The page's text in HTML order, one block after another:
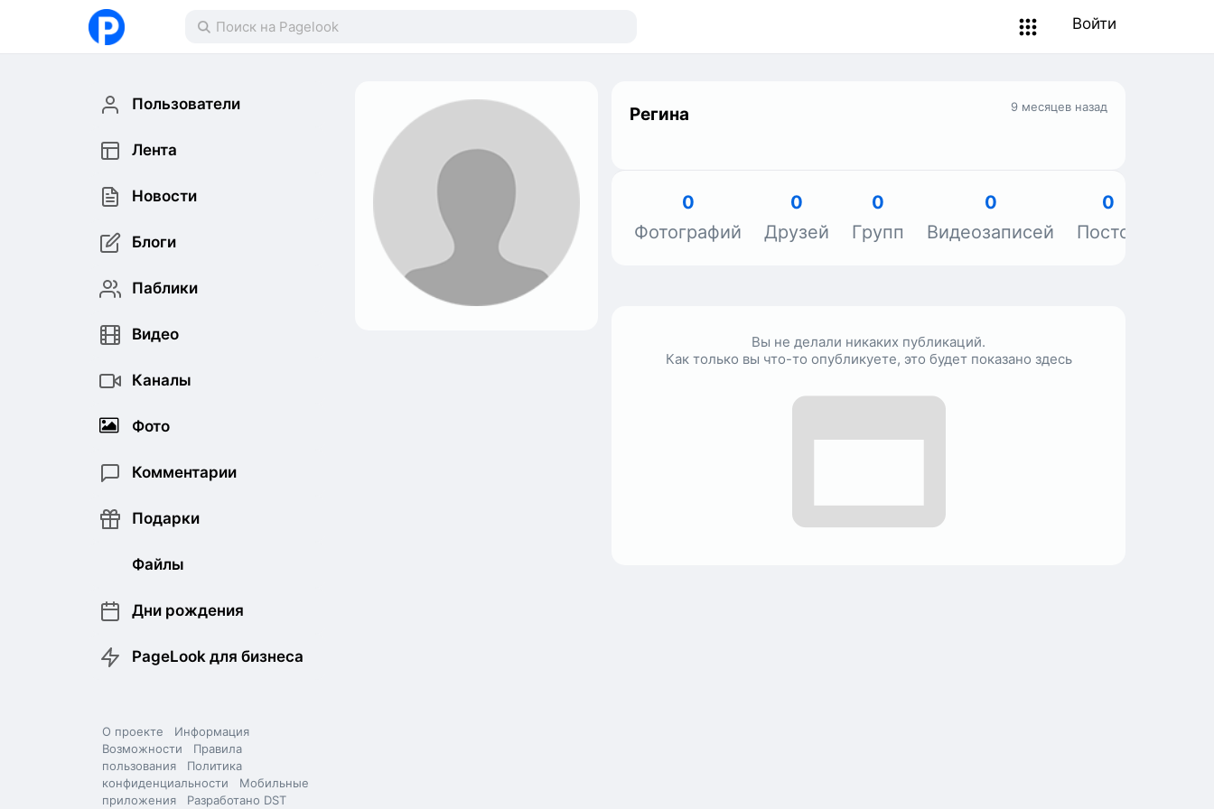
Войти
Пользователи
Лента
Новости
Блоги
Паблики
Видео
Каналы
Фото
Комментарии
Подарки
Файлы
Дни рождения
PageLook для бизнеса
О проекте
Информация
Возможности
Правила
пользования
Политика
конфиденциальности
Мобильные
приложения
Разработано DST
9 месяцев назад
Регина
0
Фотографий
0
Друзей
0
Групп
0
Видеозаписей
0
Постов
Вы не делали никаких публикаций.
Как только вы что-то опубликуете, это будет показано здесь